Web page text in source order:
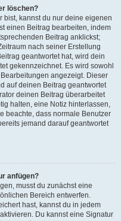
löschen?
bist, kannst du nur deine eigenen
einen Beitrag bearbeiten, indem
Beitrag anklickst;
nach seiner Erstellung
geantwortet hat, wird dein
gekennzeichnet. Es wird sowohl
angezeigt. Dieser
auf deinen Beitrag geantwortet
deinen Beitrag überarbeitet
halten, eine Notiz hinterlassen,
beachte, dass normale Benutzer
jemand darauf geantwortet
anfügen?
musst du zunächst eine
Bereich entwerfen.
hast, kannst du in jedem
Du kannst eine Signatur